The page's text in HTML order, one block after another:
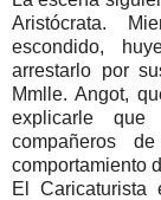
Aristócrata.
escondido,
arrestarlo por
Mmlle. Angot,
explicarle
compañeros
comportamiento
El Caricaturista